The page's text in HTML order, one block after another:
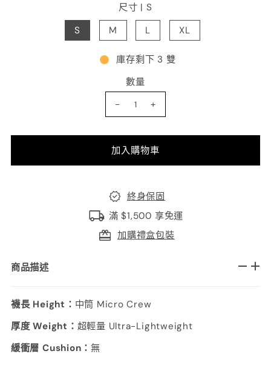
尺寸 |S
S
M L XL
庫存剩下 3 雙
數量
-
+
終身保固
滿 $1,500 享免運
加購禮盒包裝
商品描述
襪長 Height： 中筒 Micro Crew
厚度 Weight： 超輕量 Ultra-Lightweight
緩衝層 Cushion：無